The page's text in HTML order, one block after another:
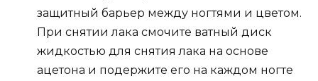
защитный барьер между ногтями и цветом.
При снятии лака смочите ватный диск
жидкостью для снятия лака на основе
ацетона и подержите его на каждом ногте